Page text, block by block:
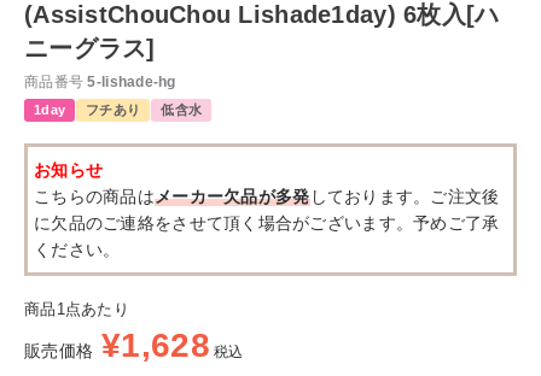
(AssistChouChou Lishade1day) 6枚入[ハ
ニーグラス]
商品番号 5-lishade-hg
1day フチあり 低含水
お知らせ
こちらの商品はメーカー欠品が多発しております。ご注文後
に欠品のご連絡をさせて頂く場合がございます。予めご了承
ください。
商品1点あたり
販売価格 ¥1,628 税込